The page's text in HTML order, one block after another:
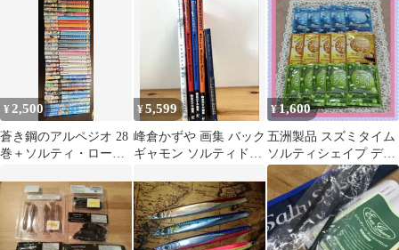
¥ 2,500
蒼き鋼のアルペジオ 28
巻＋ソルティ・ロード
¥5,599
峰倉かずや 画集 バック
ギャモン ソルティドッ
集
¥1,600
五洲製品 スズミタイム
ソルティシェイプ デオ
クール 入浴剤 15包セッ
ト